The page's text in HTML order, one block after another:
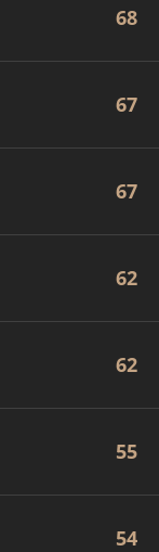
68
67
67
62
62
55
54